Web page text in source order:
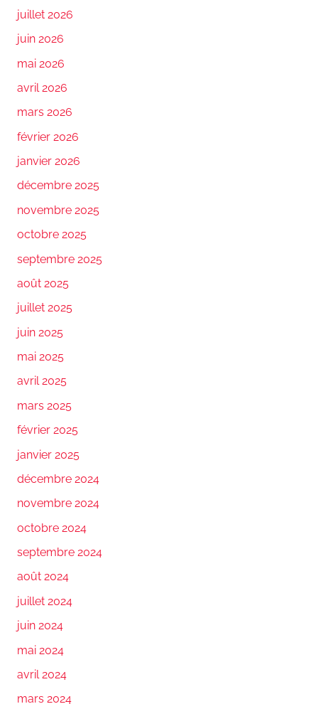
juillet 2026
juin 2026
mai 2026
avril 2026
mars 2026
février 2026
janvier 2026
décembre 2025
novembre 2025
octobre 2025
septembre 2025
août 2025
juillet 2025
juin 2025
mai 2025
avril 2025
mars 2025
février 2025
janvier 2025
décembre 2024
novembre 2024
octobre 2024
septembre 2024
août 2024
juillet 2024
juin 2024
mai 2024
avril 2024
mars 2024